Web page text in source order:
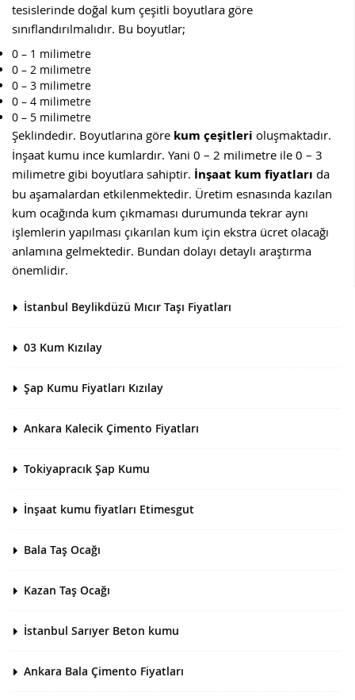
tesislerinde doğal kum çeşitli boyutlara göre
sınıflandırılmalıdır. Bu boyutlar;
0 – 1 milimetre
0 – 2 milimetre
0 – 3 milimetre
0 – 4 milimetre
0 – 5 milimetre
Şeklindedir. Boyutlarına göre kum çeşitleri oluşmaktadır.
İnşaat kumu ince kumlardır. Yani 0 – 2 milimetre ile 0 – 3
milimetre gibi boyutlara sahiptir. İnşaat kum fiyatları da
bu aşamalardan etkilenmektedir. Üretim esnasında kazılan
kum ocağında kum çıkmaması durumunda tekrar aynı
işlemlerin yapılması çıkarılan kum için ekstra ücret olacağı
anlamına gelmektedir. Bundan dolayı detaylı araştırma
önemlidir.
İstanbul Beylikdüzü Mıcır Taşı Fiyatları
03 Kum Kızılay
Şap Kumu Fiyatları Kızılay
Ankara Kalecik Çimento Fiyatları
Tokiyapracık Şap Kumu
İnşaat kumu fiyatları Etimesgut
Bala Taş Ocağı
Kazan Taş Ocağı
İstanbul Sarıyer Beton kumu
Ankara Bala Çimento Fiyatları